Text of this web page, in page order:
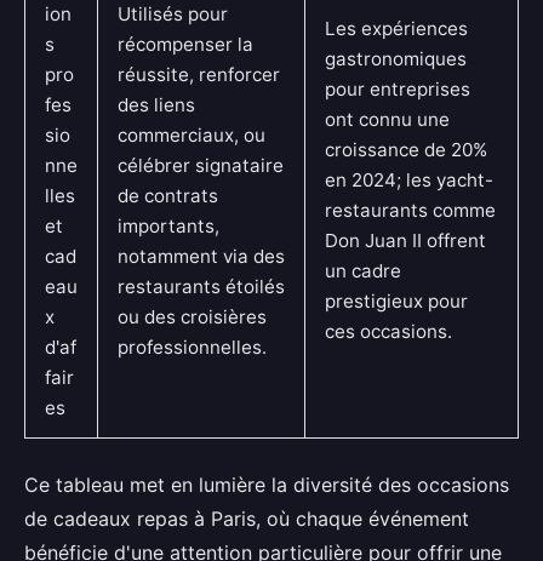
ion
s
pro
fes
sio
nne
lles
et
cad
eau
x
d'af
fair
es
Utilisés pour
récompenser la
réussite, renforcer
des liens
commerciaux, ou
célébrer signataire
de contrats
importants,
notamment via des
restaurants étoilés
ou des croisières
professionnelles.
Les expériences
gastronomiques
pour entreprises
ont connu une
croissance de 20%
en 2024; les yacht-
restaurants comme
Don Juan II offrent
un cadre
prestigieux pour
ces occasions.
Ce tableau met en lumière la diversité des occasions
de cadeaux repas à Paris, où chaque événement
bénéficie d'une attention particulière pour offrir une